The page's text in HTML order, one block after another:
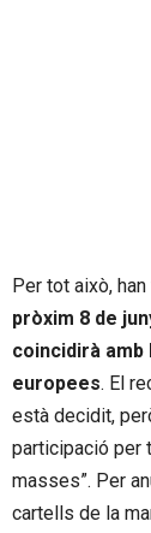
Per tot això,
pròxim 8 de
coincidirà
europees. El
està decidit,
participació per
masses”. Per
cartells de la